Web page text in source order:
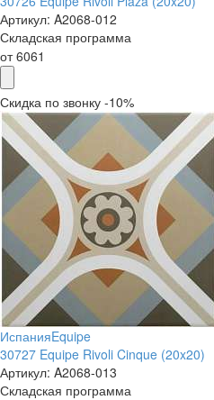
Артикул: A2068-012
Складская программа
от6061
Скидка по звонку -10%
ИспанияEquipe
30727 Equipe Rivoli Cinque (20x20)
Артикул: A2068-013
Складская программа